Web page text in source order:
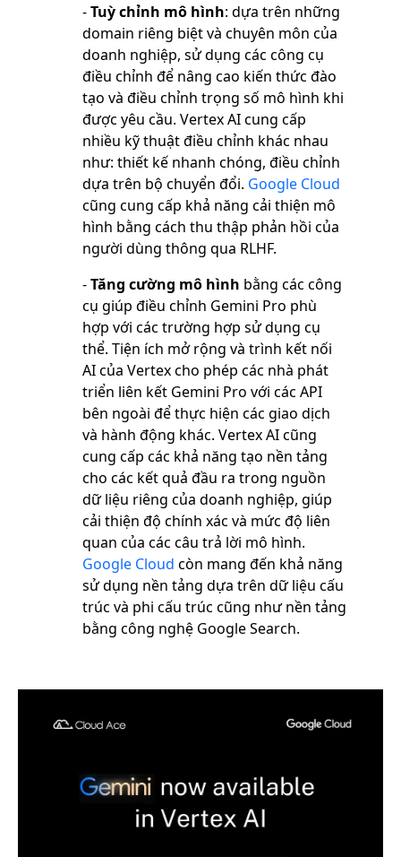
-Tuỳ chỉnh mô hình: dựa trên những
domain riêng biệt và chuyên môn của
doanh nghiệp, sử dụng các công cụ
điều chỉnh để nâng cao kiến thức đào
tạo và điều chỉnh trọng số mô hình khi
được yêu cầu. Vertex AI cung cấp
nhiều kỹ thuật điều chỉnh khác nhau
như: thiết kế nhanh chóng, điều chỉnh
dựa trên bộ chuyển đổi. Google Cloud
cũng cung cấp khả năng cải thiện mô
hình bằng cách thu thập phản hồi của
người dùng thông qua RLHF.
-Tăng cường mô hình bằng các công
cụ giúp điều chỉnh Gemini Pro phù
hợp với các trường hợp sử dụng cụ
thể. Tiện ích mở rộng và trình kết nối
AI của Vertex cho phép các nhà phát
triển liên kết Gemini Pro với các API
bên ngoài để thực hiện các giao dịch
và hành động khác. Vertex AI cũng
cung cấp các khả năng tạo nền tảng
cho các kết quả đầu ra trong nguồn
dữ liệu riêng của doanh nghiệp, giúp
cải thiện độ chính xác và mức độ liên
quan của các câu trả lời mô hình.
Google Cloud còn mang đến khả năng
sử dụng nền tảng dựa trên dữ liệu cấu
trúc và phi cấu trúc cũng như nền tảng
bằng công nghệ Google Search.